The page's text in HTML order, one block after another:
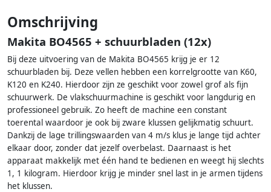
Omschrijving
Makita BO4565 + schuurbladen (12x)
Bij deze uitvoering van de Makita BO4565 krijg je er 12
schuurbladen bij. Deze vellen hebben een korrelgrootte van K60,
K120 en K240. Hierdoor zijn ze geschikt voor zowel grof als fijn
schuurwerk. De vlakschuurmachine is geschikt voor langdurig en
professioneel gebruik. Zo heeft de machine een constant
toerental waardoor je ook bij zware klussen gelijkmatig schuurt.
Dankzij de lage trillingswaarden van 4 m/s klus je lange tijd achter
elkaar door, zonder dat jezelf overbelast. Daarnaast is het
apparaat makkelijk met één hand te bedienen en weegt hij slechts
1, 1 kilogram. Hierdoor krijg je minder snel last in je armen tijdens
het klussen.